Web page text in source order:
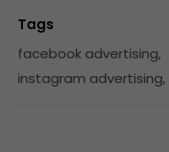
Tags
facebook advertising,
instagram advertising,